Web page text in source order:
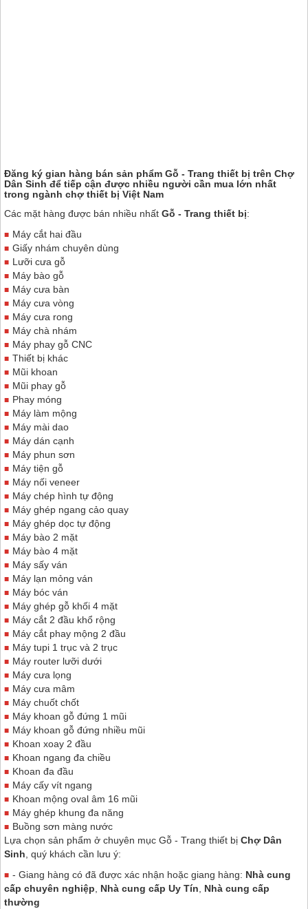
Đăng ký gian hàng bán sản phẩm Gỗ - Trang thiết bị trên Chợ
Dân Sinh để tiếp cận được nhiều người cần mua lớn nhất
trong ngành chợ thiết bị Việt Nam
Các mặt hàng được bán nhiều nhất Gỗ - Trang thiết bị:
Máy cắt hai đầu
Giấy nhám chuyên dùng
Lưỡi cưa gỗ
Máy bào gỗ
Máy cưa bàn
Máy cưa vòng
Máy cưa rong
Máy chà nhám
Máy phay gỗ CNC
Thiết bị khác
Mũi khoan
Mũi phay gỗ
Phay móng
Máy làm mộng
Máy mài dao
Máy dán cạnh
Máy phun sơn
Máy tiện gỗ
Máy nối veneer
Máy chép hình tự động
Máy ghép ngang cảo quay
Máy ghép dọc tự động
Máy bào 2 mặt
Máy bào 4 mặt
Máy sấy ván
Máy lạn mỏng ván
Máy bóc ván
Máy ghép gỗ khối 4 mặt
Máy cắt 2 đầu khổ rộng
Máy cắt phay mộng 2 đầu
Máy tupi 1 trục và 2 trục
Máy router lưỡi dưới
Máy cưa lọng
Máy cưa mâm
Máy chuốt chốt
Máy khoan gỗ đứng 1 mũi
Máy khoan gỗ đứng nhiều mũi
Khoan xoay 2 đầu
Khoan ngang đa chiều
Khoan đa đầu
Máy cấy vít ngang
Khoan mộng oval âm 16 mũi
Máy ghép khung đa năng
Buồng sơn màng nước
Lựa chọn sản phẩm ở chuyên mục Gỗ - Trang thiết bị Chợ Dân
Sinh , quý khách cần lưu ý:
- Giang hàng có đã được xác nhận hoặc giang hàng: Nhà cung
cấp chuyên nghiệp
Nhà cung cấp Uy Tín
Nhà cung cấp
thường